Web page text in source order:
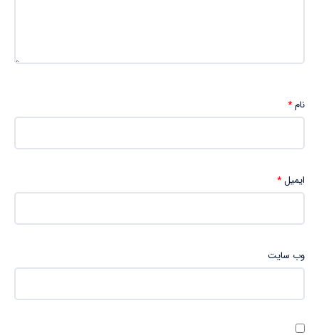
نام*
ایمیل*
وب‌ سایت